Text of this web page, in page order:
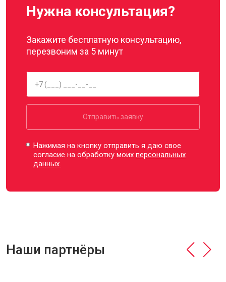
Нужна консультация?
Закажите бесплатную консультацию,
перезвоним за 5 минут
Отправить заявку
Нажимая на кнопку отправить я даю свое
согласие на обработку моихперсональных
данных.
Наши партнёры